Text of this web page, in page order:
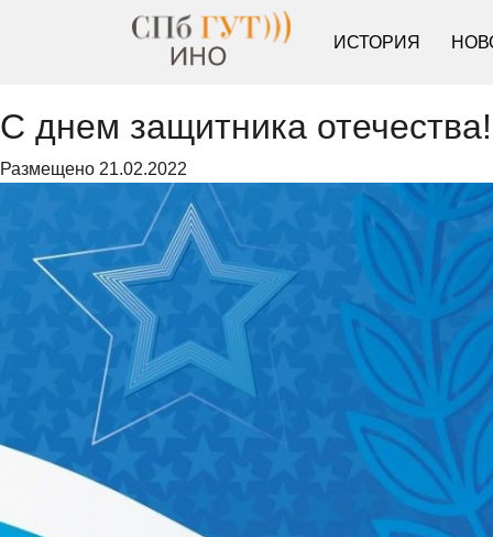
ИСТОРИЯ
С днем защитника отечества!
Размещено 21.02.2022